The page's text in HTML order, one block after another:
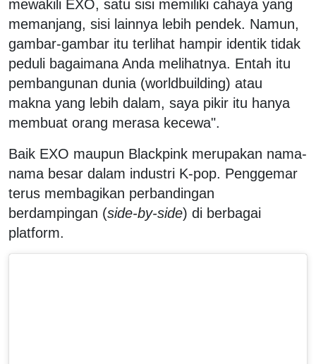
mewakili EXO, satu sisi memiliki cahaya yang
memanjang, sisi lainnya lebih pendek. Namun,
gambar-gambar itu terlihat hampir identik tidak
peduli bagaimana Anda melihatnya. Entah itu
pembangunan dunia (worldbuilding) atau
makna yang lebih dalam, saya pikir itu hanya
membuat orang merasa kecewa".
Baik EXO maupun Blackpink merupakan nama-
nama besar dalam industri K-pop. Penggemar
terus membagikan perbandingan
berdampingan (side-by-side) di berbagai
platform.